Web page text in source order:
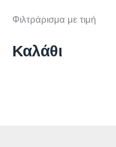
Φιλτράρισμα με τιμή
Καλάθι